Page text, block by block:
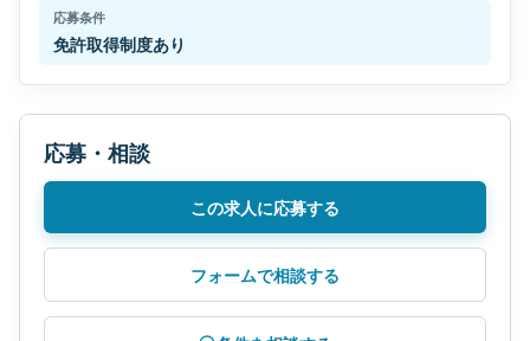
応募条件
免許取得制度あり
応募・相談
この求人に応募する
フォームで相談する